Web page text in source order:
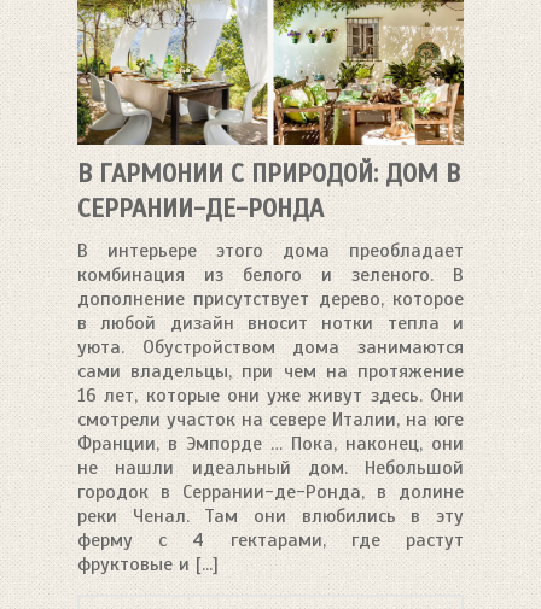
В ГАРМОНИИ С ПРИРОДОЙ: ДОМ В
СЕРРАНИИ-ДЕ-РОНДА
В интерьере этого дома преобладает
комбинация из белого и зеленого. В
дополнение присутствует дерево, которое
в любой дизайн вносит нотки тепла и
уюта. Обустройством дома занимаются
сами владельцы, при чем на протяжение
16 лет, которые они уже живут здесь. Они
смотрели участок на севере Италии, на юге
Франции, в Эмпорде … Пока, наконец, они
не нашли идеальный дом. Небольшой
городок в Серрании-де-Ронда, в долине
реки Ченал. Там они влюбились в эту
ферму с 4 гектарами, где растут
фруктовые и [...]